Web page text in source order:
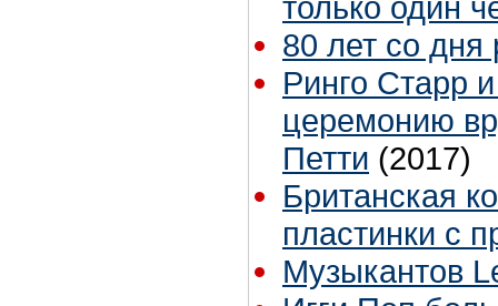
только один
80 лет со
Ринго Старр
церемонию
Петти (2017)
Британская
пластинки с
Музыкантов